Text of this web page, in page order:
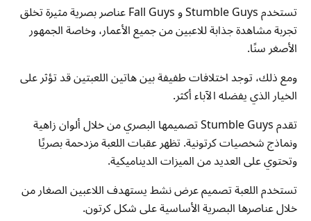
تستخدم Stumble Guys و Fall Guys عناصر بصرية مثيرة تخلق
تجربة مشاهدة جذابة للاعبين من جميع الأعمار، وخاصة الجمهور
الأصغر سنًا.
ومع ذلك، توجد اختلافات طفيفة بين هاتين اللعبتين قد تؤثر على
الخيار الذي يفضله الآباء أكثر.
تقدم Stumble Guys تصميمها البصري من خلال ألوان زاهية
ونماذج شخصيات كرتونية. تظهر عقبات اللعبة مزدحمة بصريًا
وتحتوي على العديد من الميزات الديناميكية.
تستخدم اللعبة تصميم عرض نشط يستهدف اللاعبين الصغار من
خلال عناصرها البصرية الأساسية على شكل كرتون.